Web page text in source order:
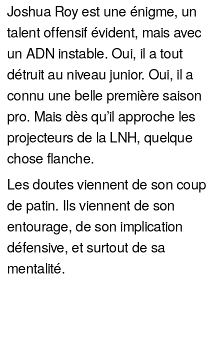
Joshua Roy est une énigme, un
talent offensif évident, mais avec
un ADN instable. Oui, il a tout
détruit au niveau junior. Oui, il a
connu une belle première saison
pro. Mais dès qu’il approche les
projecteurs de la LNH, quelque
chose flanche.
Les doutes viennent de son coup
de patin. Ils viennent de son
entourage, de son implication
défensive, et surtout de sa
mentalité.